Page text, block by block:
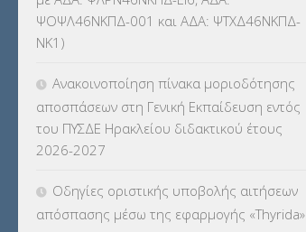
ΨΟΨΛ46ΝΚΠΔ-001 και ΑΔΑ: ΨΤΧΔ46ΝΚΠΔ-
ΝΚ1)
Ανακοινοποίηση πίνακα μοριοδότησης
αποσπάσεων στη Γενική Εκπαίδευση εντός
του ΠΥΣΔΕ Ηρακλείου διδακτικού έτους
2026-2027
Οδηγίες οριστικής υποβολής αιτήσεων
απόσπασης μέσω της εφαρμογής «Thyrida»